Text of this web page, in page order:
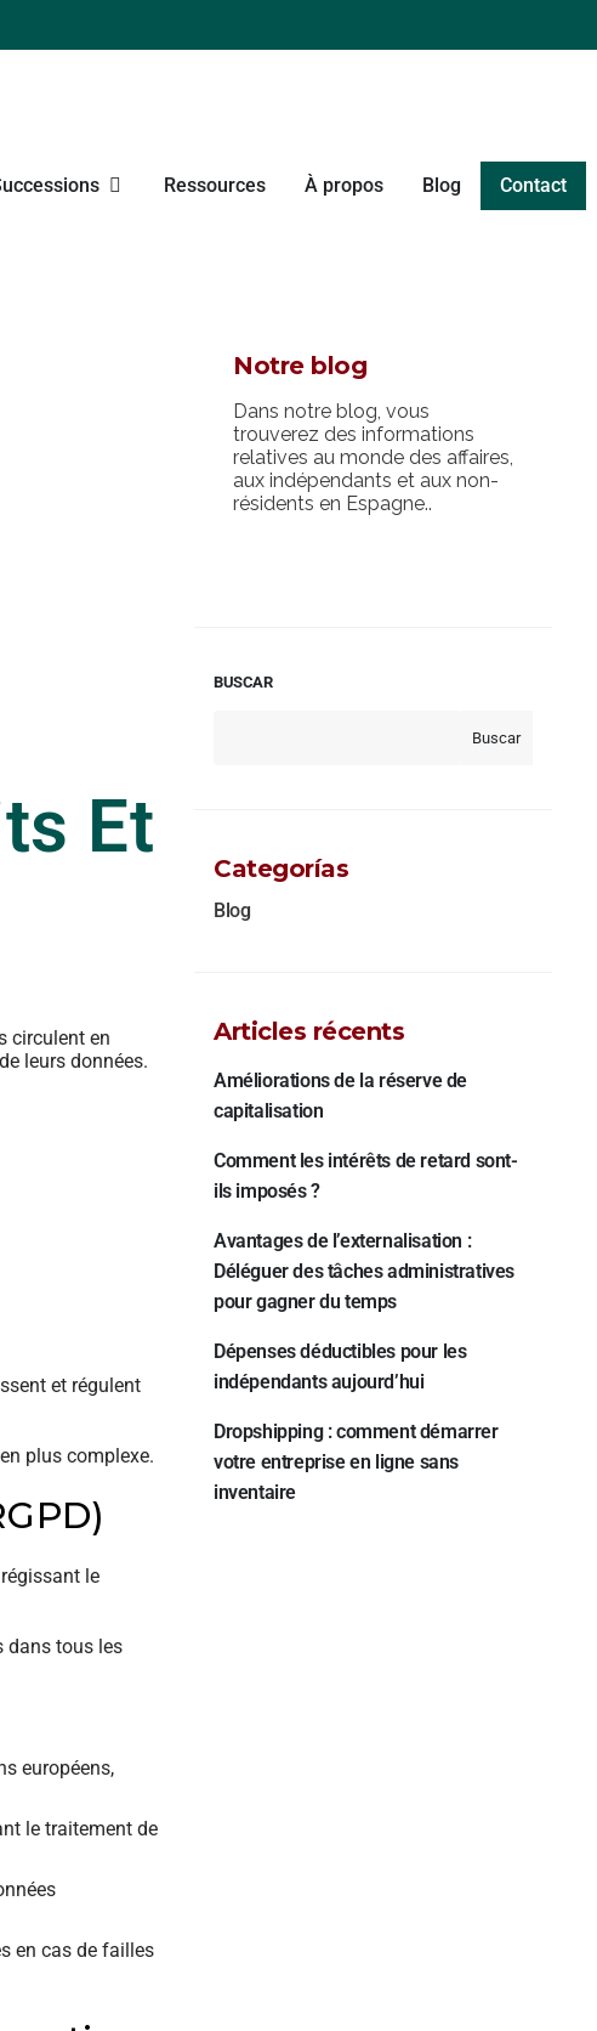
Ressources À propos Blog Contact
Et
circulent en
leurs données.
et régulent
plus complexe.
le
dans tous les
européens,
le traitement de
en cas de failles
Notre blog
Dans notre blog, vous
trouverez des informations
relatives au monde des affaires,
aux indépendants et aux non-
résidents en Espagne..
BUSCAR
Buscar
Categorías
Blog
Articles récents
Améliorations de la réserve de
capitalisation
Comment les intérêts de retard sont-
ils imposés ?
Avantages de l’externalisation :
Déléguer des tâches administratives
pour gagner du temps
Dépenses déductibles pour les
indépendants aujourd’hui
Dropshipping : comment démarrer
votre entreprise en ligne sans
inventaire